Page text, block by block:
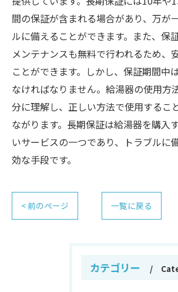
間の保証が含まれる場合があり、万が
ルに備えることができます。また、保
メンテナンスも無料で行われるため、
ことができます。しかし、保証期間中
なければなりません。給湯器の使用方
分に理解し、正しい方法で使用するこ
ながります。長期保証は給湯器を購入
いサービスの一つであり、トラブルに
効な手段です。
< 前のページ 一覧に戻る
カテゴリー